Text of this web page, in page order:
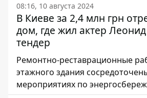
08:16, 10 августа 2024
В Киеве за 2,4 млн грн
дом, где жил актер
тендер
Ремонтно-реставрационные
этажного здания
мероприятиях по